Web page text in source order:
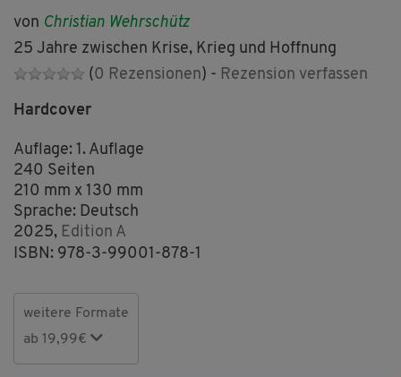
von Christian Wehrschütz
25 Jahre zwischen Krise, Krieg und Hoffnung
(0 Rezensionen) - Rezension verfassen
Hardcover
Auflage: 1. Auflage
240 Seiten
210 mm x 130 mm
Sprache: Deutsch
2025, Edition A
ISBN: 978-3-99001-878-1
weitere Formate
ab 19,99€